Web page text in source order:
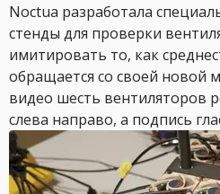
Noctua разработала
стенды для проверки
имитировать то, как
обращается со своей
видео шесть вентиляторов
слева направо, а подпись